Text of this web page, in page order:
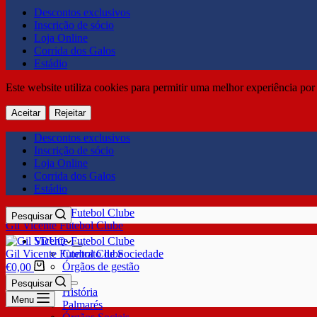
Descontos exclusivos
Inscrição de sócio
Loja Online
Corrida dos Galos
Estádio
Este website utiliza cookies para permitir uma melhor experiência
Aceitar Rejeitar
Descontos exclusivos
Inscrição de sócio
Loja Online
Corrida dos Galos
Estádio
Gil Vicente Futebol Clube
Pesquisar
SDUQ
Contrato de Sociedade
Órgãos de gestão
Clube
História
Palmarés
Gil Vicente Futebol Clube
€0,00
Pesquisar
Menu